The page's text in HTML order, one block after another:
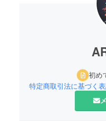
初め
特定商取引法に基づく